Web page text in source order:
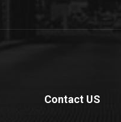
Contact US